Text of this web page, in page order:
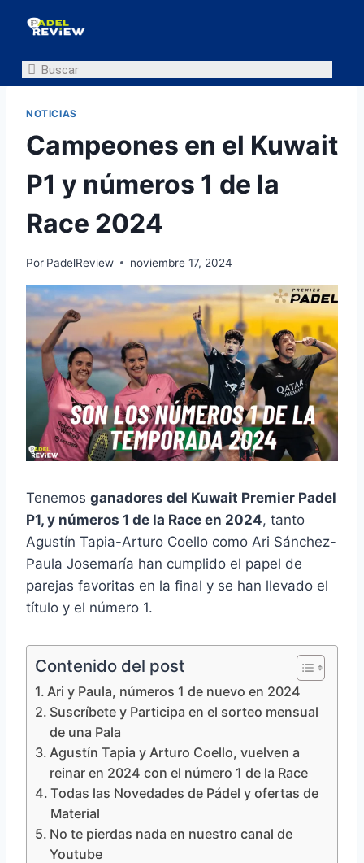
NOTICIAS
Campeones en el Kuwait
P1 y números 1 de la
Race 2024
Por PadelReview noviembre 17, 2024
Tenemos ganadores del Kuwait Premier Padel
P1, y números 1 de la Race en 2024, tanto
Agustín Tapia-Arturo Coello como Ari Sánchez-
Paula Josemaría han cumplido el papel de
parejas favoritas en la final y se han llevado el
título y el número 1.
Contenido del post
Ari y Paula, números 1 de nuevo en 2024
Suscríbete y Participa en el sorteo mensual
de una Pala
Agustín Tapia y Arturo Coello, vuelven a
reinar en 2024 con el número 1 de la Race
Todas las Novedades de Pádel y ofertas de
Material
No te pierdas nada en nuestro canal de
Youtube